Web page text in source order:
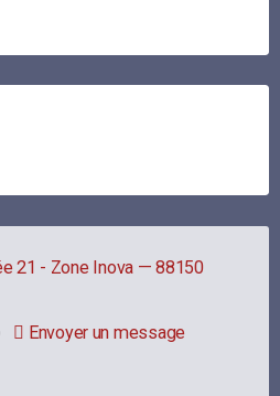
21 - Zone Inova — 88150
Envoyer un message